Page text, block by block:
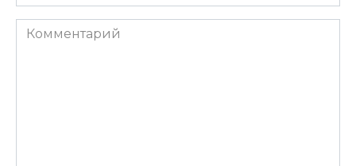
Комментарий